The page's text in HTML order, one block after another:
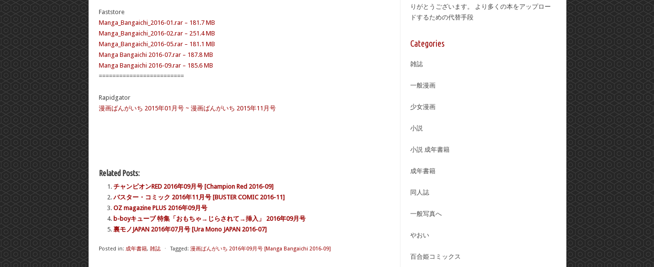
Faststore
Manga_Bangaichi_2016-01.rar – 181.7 MB
Manga_Bangaichi_2016-02.rar – 251.4 MB
Manga_Bangaichi_2016-05.rar – 181.1 MB
Manga Bangaichi 2016-07.rar – 187.8 MB
Manga Bangaichi 2016-09.rar – 185.6 MB
=========================
Rapidgator
漫画ばんがいち 2015年01月号 ~ 漫画ばんがいち 2015年11月号
Related Posts:
チャンピオンRED 2016年09月号 [Champion Red 2016-09]
バスター・コミック 2016年11月号 [BUSTER COMIC 2016-11]
OZ magazine PLUS 2016年09月号
b-boyキューブ 特集「おもちゃ→じらされて→挿入」 2016年09月号
裏モノJAPAN 2016年07月号 [Ura Mono JAPAN 2016-07]
Posted in: 成年書籍, 雑誌 ⋅ Tagged: 漫画ばんがいち 2016年09月号 [Manga Bangaichi 2016-09]
りがとうございます。 より多くの本をアップロー
ドするための代替手段
Categories
雑誌
一般漫画
少女漫画
小説
小説 成年書籍
成年書籍
同人誌
一般写真へ
やおい
百合姫コミックス